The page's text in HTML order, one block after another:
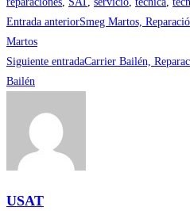
Leer
más
artículos
Entrada anteriorSmeg Martos,
Martos
Siguiente entradaCarrier Bailén,
Bailén
USAT